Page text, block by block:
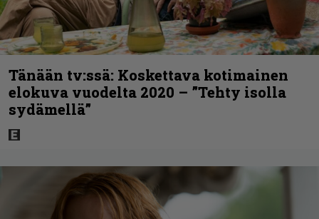
Tänään tv:ssä: Koskettava kotimainen
elokuva vuodelta 2020 – ”Tehty isolla
sydämellä”